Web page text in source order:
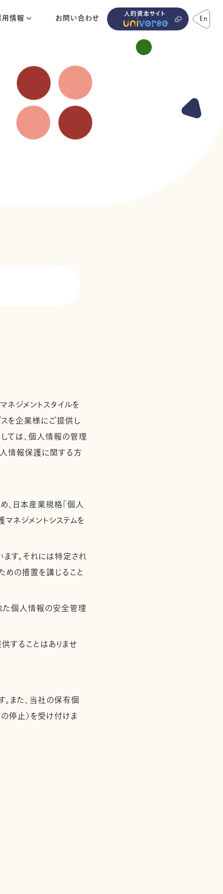
用情報 お問い合わせ 人的資本サイト En
ネジメントスタイルを
スを企業様にご提供し
ては、個人情報の管理
人情報保護に関する方
、日本産業規格「個人
ネジメントシステムを
す。それには特定され
の措置を講じること
た個人情報の安全管理
することはありませ
また、当社の保有個
停止）を受け付けま